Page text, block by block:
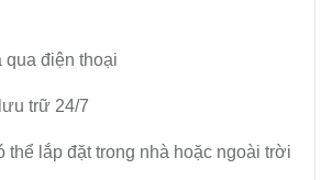
qua điện thoại
trữ 24/7
thể lắp đặt trong nhà hoặc ngoài trời